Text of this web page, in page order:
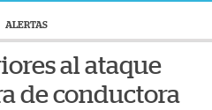
ALERTAS
al ataque
de conductora